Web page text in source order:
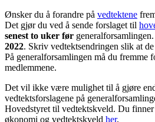
Ønsker du å forandre på vedtektene
Det gjør du ved å sende forslaget til
senest to uker før
2022. Skriv vedtektsendringen slik at
På generalforsamlingen må du fremme
medlemmene.
Det vil ikke være mulighet til å gjøre
vedtektsforslagene på
Hovedstyret til vedtektskveld. Du
økonomi og vedtektskveld her.